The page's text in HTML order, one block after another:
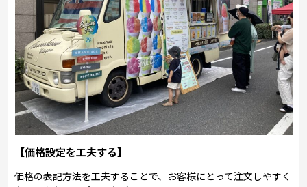
【価格設定を工夫する】
価格の表記方法を工夫することで、お客様にとって注文しやすく